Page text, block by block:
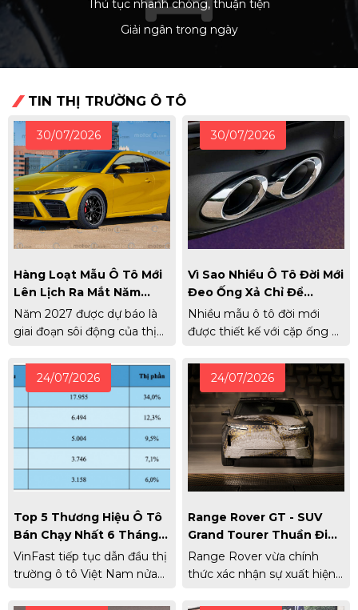
arrow_right
Thủ tục nhanh chóng, thuận tiện
arrow_right
Giải ngân trong ngày
TIN THỊ TRƯỜNG Ô TÔ
30/07/2026
Hàng Loạt Mẫu Ô Tô Mới
Lên Lịch Ra Mắt Năm
2027
Năm 2027 được dự báo là
giai đoạn sôi động của thị
hàng loạt mẫu xe mới, từ xe
thể thao, SUV hybrid đến
bán tải điện. Nhiều cái tên
được quan tâm như Toyota
Celica hay Nissan Skyline
cũng sẽ trở lại.
30/07/2026
Vì Sao Nhiều Ô Tô Đời Mới
Đeo Ống Xả Chỉ Để
Ngắm?
Nhiều mẫu ô tô đời mới
được thiết kế với cặp ống xả
nhưng khí thải thực tế lại
thoát ra từ ống xả giấu dưới
gầm. Vì sao nó lại được
thiết kế như vậy?
24/07/2026
Top 5 Thương Hiệu Ô Tô
Bán Chạy Nhất 6 Tháng
Đầu Năm 2026
VinFast tiếp tục dẫn đầu thị
trường ô tô Việt Nam nửa
24/07/2026
Range Rover GT - SUV
Grand Tourer Thuần Điện
Đầu Tiên Của Thương
Hiệu Chính Thức Xuất
Range Rover vừa chính
thức xác nhận sự xuất hiện